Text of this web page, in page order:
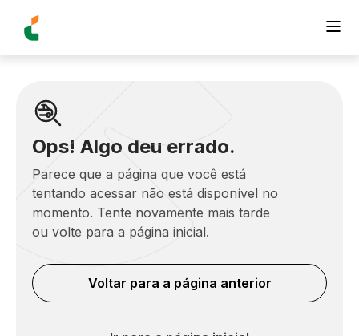
Ops! Algo deu errado.
Parece que a página que você está
tentando acessar não está disponível no
momento. Tente novamente mais tarde
ou volte para a página inicial.
Voltar para a página anterior